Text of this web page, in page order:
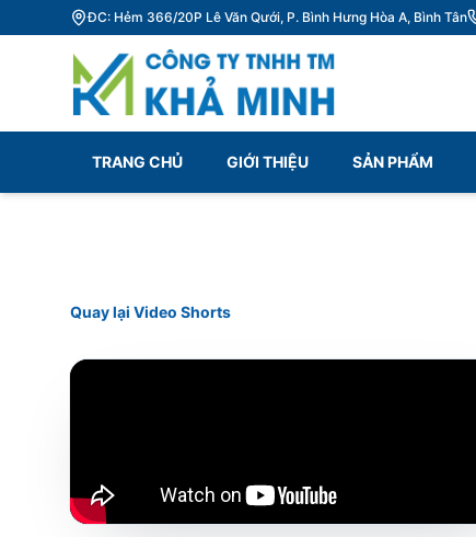
ĐC: Hẻm 366/20P Lê Văn Qưới, P. Bình Hưng Hòa A, Bình Tân
TRANG CHỦ GIỚI THIỆU SẢN PHẨM
Quay lại Video Shorts